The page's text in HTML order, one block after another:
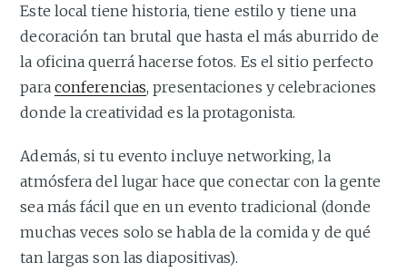
Este local tiene historia, tiene estilo y tiene una
decoración tan brutal que hasta el más aburrido de
la oficina querrá hacerse fotos. Es el sitio perfecto
para conferencias, presentaciones y celebraciones
donde la creatividad es la protagonista.
Además, si tu evento incluye networking, la
atmósfera del lugar hace que conectar con la gente
sea más fácil que en un evento tradicional (donde
muchas veces solo se habla de la comida y de qué
tan largas son las diapositivas).